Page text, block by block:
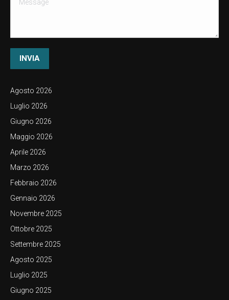
INVIA
Agosto 2026
Luglio 2026
Giugno 2026
Maggio 2026
Aprile 2026
Marzo 2026
Febbraio 2026
Gennaio 2026
Novembre 2025
Ottobre 2025
Settembre 2025
Agosto 2025
Luglio 2025
Giugno 2025